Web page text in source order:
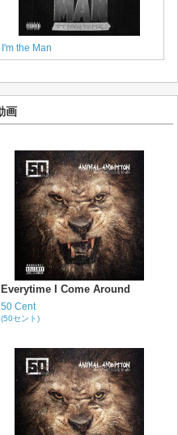
I'm the Man
画
Everytime I Come Around
50 Cent
(50セント)